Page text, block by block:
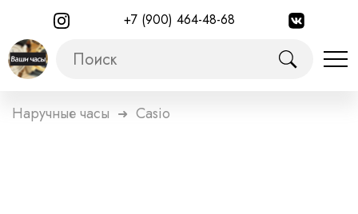
+7 (900) 464-48-68
Наручные часы ➜ Casio